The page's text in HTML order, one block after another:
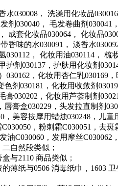
030008， 洗澡用化妆品
剂030040， 毛发卷曲剂
成套化妆品030064， 化妆品
香味的水030091， 淡香水
030112， 化妆用油030114，
护剂030137，护肤用化妆剂
030162，化妆用杏仁乳030169
色剂030181，化妆用收敛剂
膏030202，化妆用芦荟制剂
唇膏盒030229，头发拉直制剂
，美容按摩用蜡烛030248，儿童
，粉刺霜C030051，去斑
油C030060，发用摩丝
自然段类似；
与2110 商品类似；
薄纸与0506 消毒纸巾，1603